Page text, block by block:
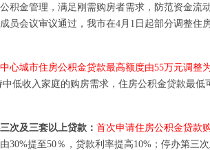
积金管理，满足刚需购房者需求，防范资金
员会议审议通过，我市在4月1日起部分调整
心城市住房公积金贷款最高额度由55万元调整
低收入家庭的购房需求，住房公积金贷款最低
次及三套以上贷款： 首次申请住房公积金贷款
30%提至50％，贷款利率提高10%；停办第三